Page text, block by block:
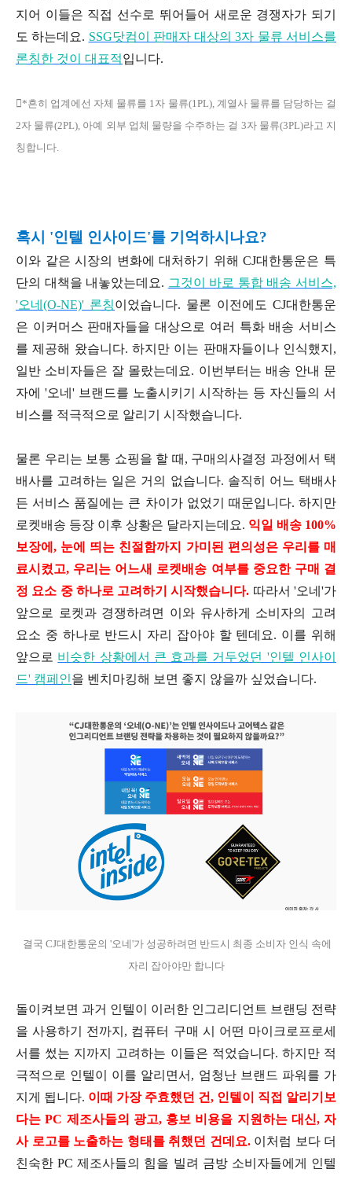
지어 이들은 직접 선수로 뛰어들어 새로운 경쟁자가 되기
도 하는데요. SSG닷컴이 판매자 대상의 3자 물류 서비스를
론칭한 것이 대표적입니다.
*흔히 업계에선 자체 물류를 1자 물류(1PL), 계열사 물류를 담당하는 걸
2자 물류(2PL), 아예 외부 업체 물량을 수주하는 걸 3자 물류(3PL)라고 지
칭합니다.
혹시 '인텔 인사이드'를 기억하시나요?
이와 같은 시장의 변화에 대처하기 위해 CJ대한통운은 특
단의 대책을 내놓았는데요. 그것이 바로 통합 배송 서비스,
'오네(O-NE)' 론칭이었습니다. 물론 이전에도 CJ대한통운
은 이커머스 판매자들을 대상으로 여러 특화 배송 서비스
를 제공해 왔습니다. 하지만 이는 판매자들이나 인식했지,
일반 소비자들은 잘 몰랐는데요. 이번부터는 배송 안내 문
자에 '오네' 브랜드를 노출시키기 시작하는 등 자신들의 서
비스를 적극적으로 알리기 시작했습니다.
물론 우리는 보통 쇼핑을 할 때, 구매의사결정 과정에서 택
배사를 고려하는 일은 거의 없습니다. 솔직히 어느 택배사
든 서비스 품질에는 큰 차이가 없었기 때문입니다. 하지만
로켓배송 등장 이후 상황은 달라지는데요. 익일 배송 100%
보장에, 눈에 띄는 친절함까지 가미된 편의성은 우리를 매
료시켰고, 우리는 어느새 로켓배송 여부를 중요한 구매 결
정 요소 중 하나로 고려하기 시작했습니다. 따라서 '오네'가
앞으로 로켓과 경쟁하려면 이와 유사하게 소비자의 고려
요소 중 하나로 반드시 자리 잡아야 할 텐데요. 이를 위해
앞으로 비슷한 상황에서 큰 효과를 거두었던 '인텔 인사이
드' 캠페인을 벤치마킹해 보면 좋지 않을까 싶었습니다.
결국 CJ대한통운의 '오네'가 성공하려면 반드시 최종 소비자 인식 속에
자리 잡아야만 합니다
돌이켜보면 과거 인텔이 이러한 인그리디언트 브랜딩 전략
을 사용하기 전까지, 컴퓨터 구매 시 어떤 마이크로프로세
서를 썼는 지까지 고려하는 이들은 적었습니다. 하지만 적
극적으로 인텔이 이를 알리면서, 엄청난 브랜드 파워를 가
지게 됩니다. 이때 가장 주효했던 건, 인텔이 직접 알리기보
다는 PC 제조사들의 광고, 홍보 비용을 지원하는 대신, 자
사 로고를 노출하는 형태를 취했던 건데요.이처럼 보다 더
친숙한 PC 제조사들의 힘을 빌려 금방 소비자들에게 인텔